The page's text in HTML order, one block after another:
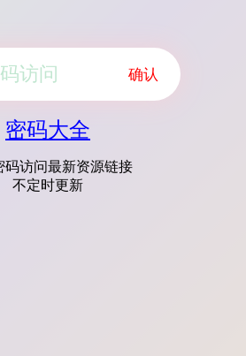
确认
密码大全
码访问最新资源链接
不定时更新